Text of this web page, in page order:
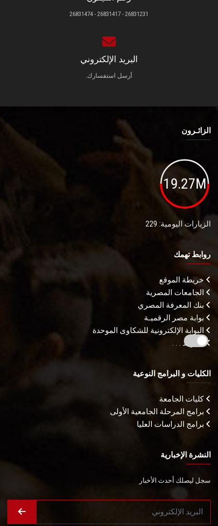
26831231 - 26831417 - 26831474
البريد الإلكتروني
أرسل استفسارك.
الزائـرون
19.27M
الزيارات اليومية: 229
روابط تهمك
خريطة الموقع
الجامعات المصرية
بنك المعرفة المصري
بوابة مصر الرقميـة
البوابة الإلكترونية للشكاوى الموحدة
المزيـد . . .
الكليات و البرامج النوعية
كليات الجامعة
برامج المرحلة الجامعية الأولى
برامج الدراسات العليا
النشرة الإخبارية
سجل ليصلك أحدث الأخبار